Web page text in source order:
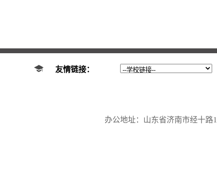
友情链接：
办公地址：山东省济南市经十路